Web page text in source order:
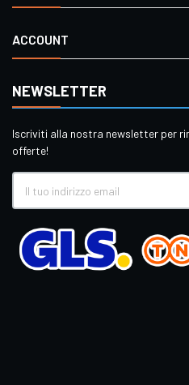
ACCOUNT
NEWSLETTER
Iscriviti alla nostra newsletter per
offerte!